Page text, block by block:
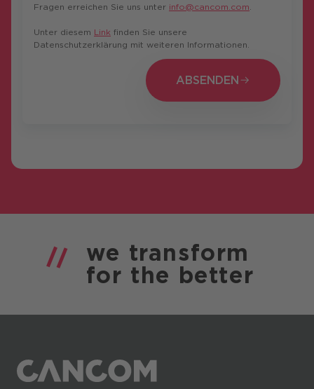
Fragen erreichen Sie uns unter info@cancom.com.
Unter diesem Link finden Sie unsere
Datenschutzerklärung mit weiteren Informationen.
ABSENDEN
ABSENDEN
we transform
for the better